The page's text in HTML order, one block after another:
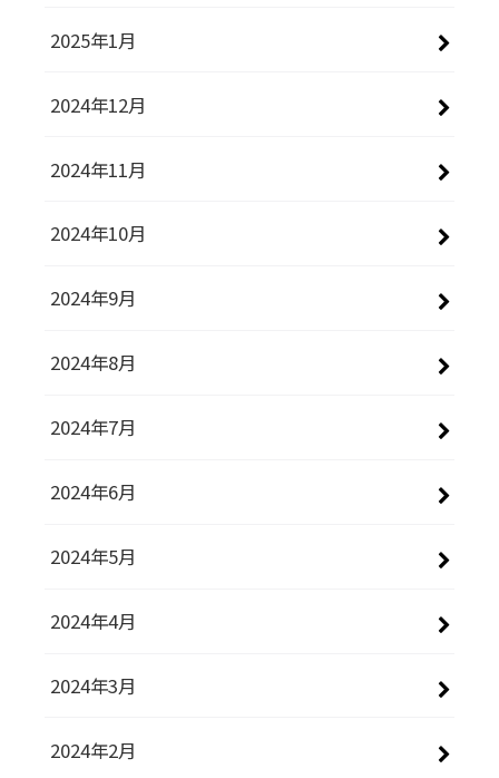
2025年1月
2024年12月
2024年11月
2024年10月
2024年9月
2024年8月
2024年7月
2024年6月
2024年5月
2024年4月
2024年3月
2024年2月